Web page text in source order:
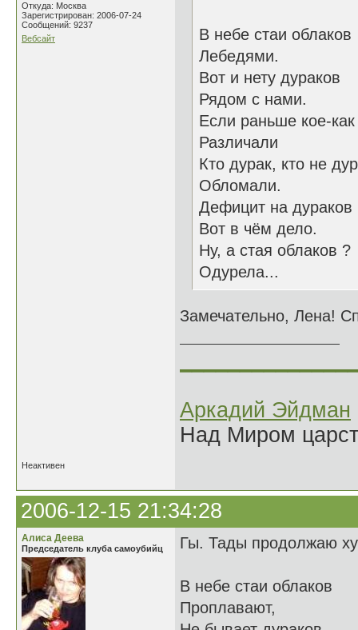
Откуда: Москва
Зарегистрирован: 2006-07-24
Сообщений: 9237
Вебсайт
В небе стаи облаков
Лебедями.
Вот и нету дураков
Рядом с нами.
Если раньше кое-как
Различали
Кто дурак, кто не
Обломали.
Дефицит на дураков
Вот в чём дело.
Ну, а стая облаков ?
Одурела...
Замечательно, Лена!
Аркадий Эйдман
Над Миром
Неактивен
2006-12-15 21:34:28
Алиса Деева
Председатель клуба самоубийц Гы. Тады продолжаю
В небе стаи облаков
Проплавают,